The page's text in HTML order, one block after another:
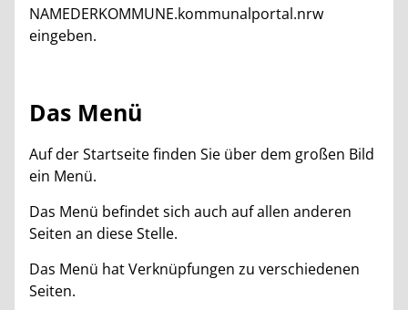
NAMEDERKOMMUNE.kommunalportal.nrw
eingeben.
Das Menü
Auf der Startseite finden Sie über dem großen Bild
ein Menü.
Das Menü befindet sich auch auf allen anderen
Seiten an diese Stelle.
Das Menü hat Verknüpfungen zu verschiedenen
Seiten.